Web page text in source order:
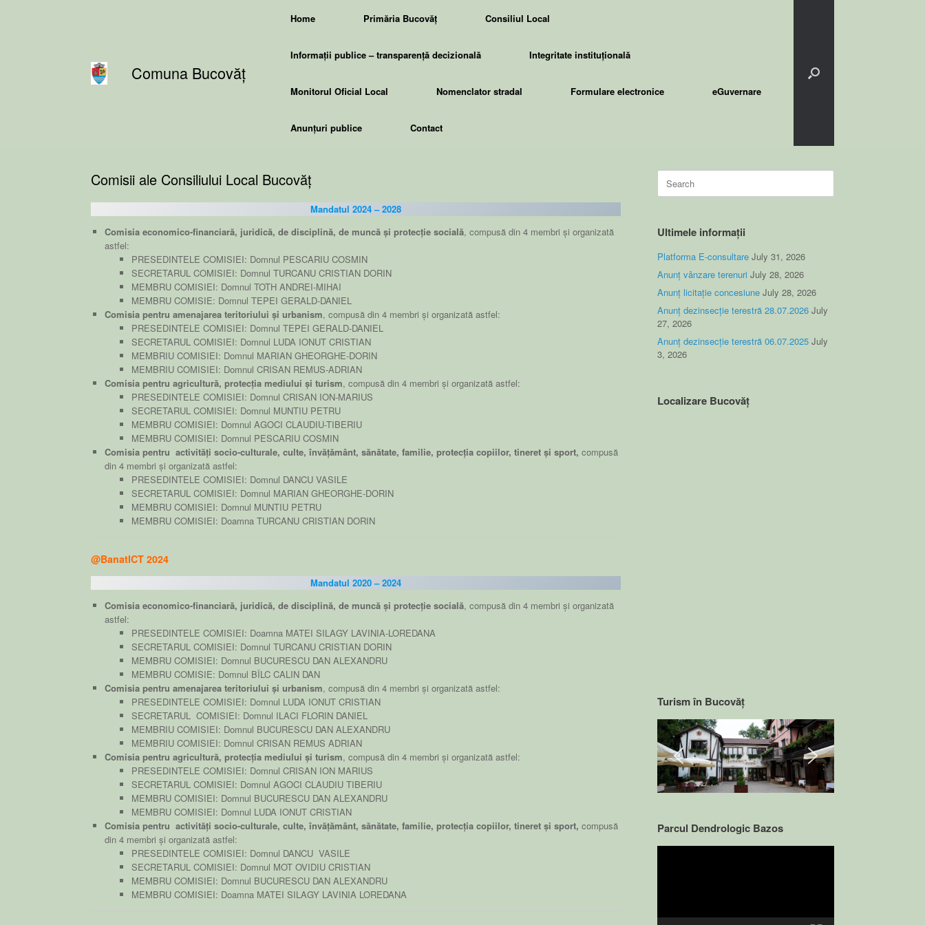
Comuna Bucovăț
Home Primăria Bucovăț Consiliul Local
Informații publice – transparență decizională Integritate instituțională
Monitorul Oficial Local Nomenclator stradal Formulare electronice eGuvernare
Anunțuri publice Contact
Comisii ale Consiliului Local Bucovăț
Mandatul 2024 – 2028
Comisia economico-financiară, juridică, de disciplină, de muncă și protecție socială, compusă din 4 membri și organizată
astfel:
PRESEDINTELE COMISIEI: Domnul PESCARIU COSMIN
SECRETARUL COMISIEI: Domnul TURCANU CRISTIAN DORIN
MEMBRU COMISIEI: Domnul TOTH ANDREI-MIHAI
MEMBRU COMISIE: Domnul TEPEI GERALD-DANIEL
Comisia pentru amenajarea teritoriului și urbanism, compusă din 4 membri și organizată astfel:
PRESEDINTELE COMISIEI: Domnul TEPEI GERALD-DANIEL
SECRETARUL COMISIEI: Domnul LUDA IONUT CRISTIAN
MEMBRIU COMISIEI: Domnul MARIAN GHEORGHE-DORIN
MEMBRIU COMISIEI: Domnul CRISAN REMUS-ADRIAN
Comisia pentru agricultură, protecția mediului și turism, compusă din 4 membri și organizată astfel:
PRESEDINTELE COMISIEI: Domnul CRISAN ION-MARIUS
SECRETARUL COMISIEI: Domnul MUNTIU PETRU
MEMBRU COMISIEI: Domnul AGOCI CLAUDIU-TIBERIU
MEMBRU COMISIEI: Domnul PESCARIU COSMIN
Comisia pentru activități socio-culturale, culte, învățământ, sănătate, familie, protecția copiilor, tineret și sport, compusă
din 4 membri și organizată astfel:
PRESEDINTELE COMISIEI: Domnul DANCU VASILE
SECRETARUL COMISIEI: Domnul MARIAN GHEORGHE-DORIN
MEMBRU COMISIEI: Domnul MUNTIU PETRU
MEMBRU COMISIEI: Doamna TURCANU CRISTIAN DORIN
@BanatICT 2024
Mandatul 2020 – 2024
Comisia economico-financiară, juridică, de disciplină, de muncă și protecție socială, compusă din 4 membri și organizată
astfel:
PRESEDINTELE COMISIEI: Doamna MATEI SILAGY LAVINIA-LOREDANA
SECRETARUL COMISIEI: Domnul TURCANU CRISTIAN DORIN
MEMBRU COMISIEI: Domnul BUCURESCU DAN ALEXANDRU
MEMBRU COMISIE: Domnul BÎLC CALIN DAN
Comisia pentru amenajarea teritoriului și urbanism, compusă din 4 membri și organizată astfel:
PRESEDINTELE COMISIEI: Domnul LUDA IONUT CRISTIAN
SECRETARUL COMISIEI: Domnul ILACI FLORIN DANIEL
MEMBRIU COMISIEI: Domnul BUCURESCU DAN ALEXANDRU
MEMBRIU COMISIEI: Domnul CRISAN REMUS ADRIAN
Comisia pentru agricultură, protecția mediului și turism, compusă din 4 membri și organizată astfel:
PRESEDINTELE COMISIEI: Domnul CRISAN ION MARIUS
SECRETARUL COMISIEI: Domnul AGOCI CLAUDIU TIBERIU
MEMBRU COMISIEI: Domnul BUCURESCU DAN ALEXANDRU
MEMBRU COMISIEI: Domnul LUDA IONUT CRISTIAN
Comisia pentru activități socio-culturale, culte, învățământ, sănătate, familie, protecția copiilor, tineret și sport, compusă
din 4 membri și organizată astfel:
PRESEDINTELE COMISIEI: Domnul DANCU VASILE
SECRETARUL COMISIEI: Domnul MOT OVIDIU CRISTIAN
MEMBRU COMISIEI: Domnul BUCURESCU DAN ALEXANDRU
MEMBRU COMISIEI: Doamna MATEI SILAGY LAVINIA LOREDANA
Search
for:
Ultimele informații
Platforma E-consultare July 31, 2026
Anunț vânzare terenuri July 28, 2026
Anunț licitație concesiune July 28, 2026
Anunț dezinsecție terestră 28.07.2026 July
27, 2026
Anunț dezinsecție terestră 06.07.2025 July
3, 2026
Localizare Bucovăț
Turism în Bucovăț
Parcul Dendrologic Bazos